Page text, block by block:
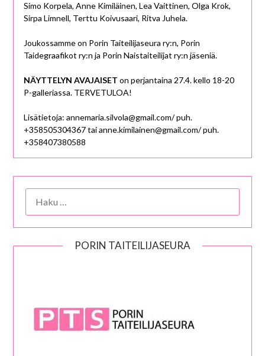
Simo Korpela, Anne Kimiläinen, Lea Vaittinen, Olga Krok,
Sirpa Limnell, Terttu Koivusaari, Ritva Juhela.
Joukossamme on Porin Taiteilijaseura ry:n, Porin
Taidegraafikot ry:n ja Porin Naistaiteilijat ry:n jäseniä.
NÄYTTELYN AVAJAISET on perjantaina 27.4. kello 18-20
P-galleriassa. TERVETULOA!
Lisätietoja: annemaria.silvola@gmail.com/ puh.
+358505304367 tai anne.kimilainen@gmail.com/ puh.
+358407380588
PORIN TAITEILIJASEURA